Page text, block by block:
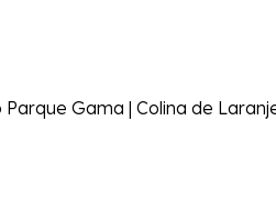
Gama | Colina de